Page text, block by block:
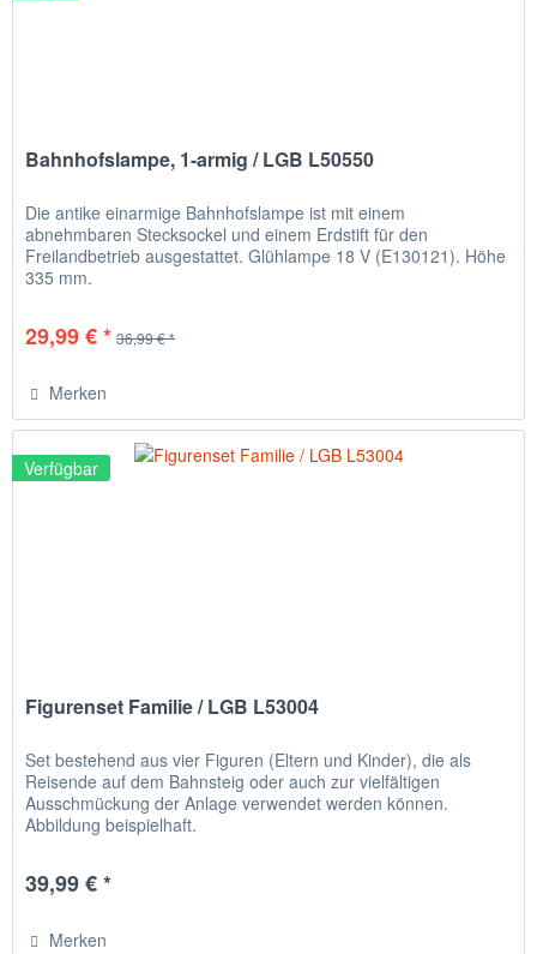
Bahnhofslampe, 1-armig / LGB L50550
Die antike einarmige Bahnhofslampe ist mit einem
abnehmbaren Stecksockel und einem Erdstift für den
Freilandbetrieb ausgestattet. Glühlampe 18 V (E130121). Höhe
335 mm.
29,99 € * 36,99 € *
Merken
Verfügbar
Figurenset Familie / LGB L53004
Set bestehend aus vier Figuren (Eltern und Kinder), die als
Reisende auf dem Bahnsteig oder auch zur vielfältigen
Ausschmückung der Anlage verwendet werden können.
Abbildung beispielhaft.
39,99 € *
Merken